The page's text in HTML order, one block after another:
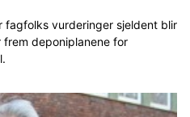
fagfolks vurderinger sjeldent blir
deponiplanene for